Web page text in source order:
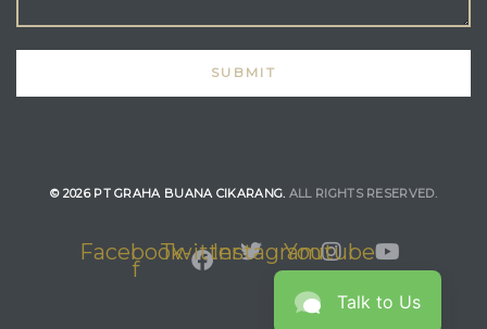
© 2026 PT GRAHA BUANA CIKARANG. ALL RIGHTS RESERVED.
Facebook-
f
TwitterInstagramYoutube
Talk to Us